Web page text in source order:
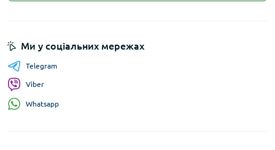
Ми у соціальних мережах
Telegram
Viber
Whatsapp